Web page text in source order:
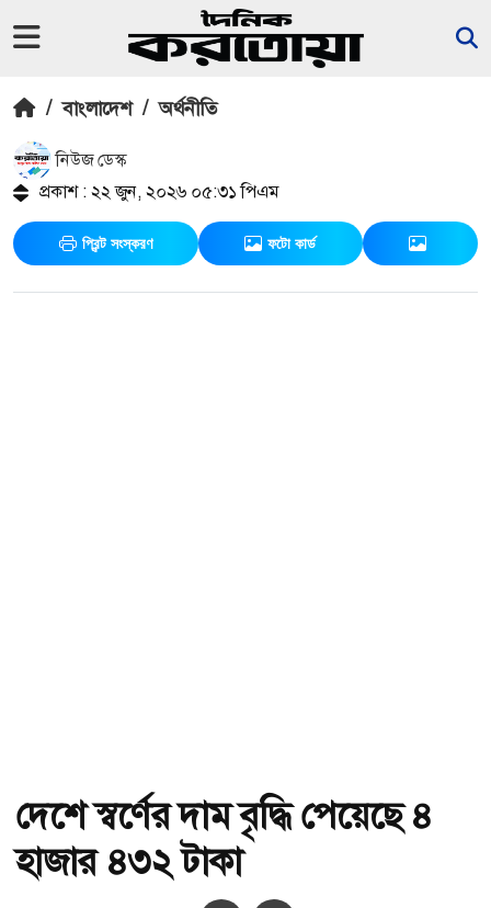
/ বাংলাদেশ / অর্থনীতি
নিউজ ডেস্ক
প্রকাশ : ২২ জুন, ২০২৬ ০৫:৩১ পিএম
প্রিন্ট সংস্করণ ফটো কার্ড
দেশে স্বর্ণের দাম বৃদ্ধি পেয়েছে ৪
হাজার ৪৩২ টাকা